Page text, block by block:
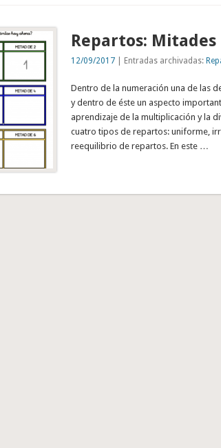
Repartos: Mitades
12/09/2017| Entradas archivadas:
Dentro de la numeración una de las
y dentro de éste un aspecto
aprendizaje de la multiplicación y la
cuatro tipos de repartos: uniforme,
reequilibrio de repartos. En este …